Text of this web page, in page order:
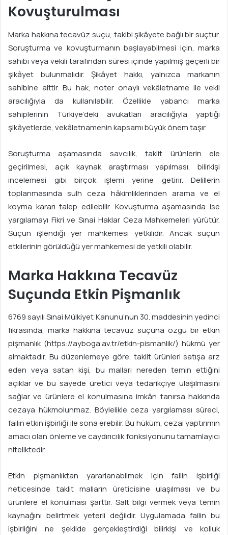
Kovuşturulması
Marka hakkına tecavüz suçu, takibi şikâyete bağlı bir suçtur.
Soruşturma ve kovuşturmanın başlayabilmesi için, marka
sahibi veya vekili tarafından süresi içinde yapılmış geçerli bir
şikâyet bulunmalıdır. Şikâyet hakkı, yalnızca markanın
sahibine aittir. Bu hak, noter onaylı vekâletname ile vekil
aracılığıyla da kullanılabilir. Özellikle yabancı marka
sahiplerinin Türkiye’deki avukatları aracılığıyla yaptığı
şikâyetlerde, vekâletnamenin kapsamı büyük önem taşır.
Soruşturma aşamasında savcılık, taklit ürünlerin ele
geçirilmesi, açık kaynak araştırması yapılması, bilirkişi
incelemesi gibi birçok işlemi yerine getirir. Delillerin
toplanmasında sulh ceza hâkimliklerinden arama ve el
koyma kararı talep edilebilir. Kovuşturma aşamasında ise
yargılamayı Fikri ve Sınai Haklar Ceza Mahkemeleri yürütür.
Suçun işlendiği yer mahkemesi yetkilidir. Ancak suçun
etkilerinin görüldüğü yer mahkemesi de yetkili olabilir.
Marka Hakkına Tecavüz
Suçunda Etkin Pişmanlık
6769 sayılı Sınai Mülkiyet Kanunu’nun 30. maddesinin yedinci
fıkrasında, marka hakkına tecavüz suçuna özgü bir etkin
pişmanlık (https://ayboga.av.tr/etkin-pismanlik/) hükmü yer
almaktadır. Bu düzenlemeye göre, taklit ürünleri satışa arz
eden veya satan kişi, bu malları nereden temin ettiğini
açıklar ve bu sayede üretici veya tedarikçiye ulaşılmasını
sağlar ve ürünlere el konulmasına imkân tanırsa hakkında
cezaya hükmolunmaz. Böylelikle ceza yargılaması süreci,
failin etkin işbirliği ile sona erebilir. Bu hüküm, cezai yaptırımın
amacı olan önleme ve caydırıcılık fonksiyonunu tamamlayıcı
niteliktedir.
Etkin pişmanlıktan yararlanabilmek için failin işbirliği
neticesinde taklit malların üreticisine ulaşılması ve bu
ürünlere el konulması şarttır. Salt bilgi vermek veya temin
kaynağını belirtmek yeterli değildir. Uygulamada failin bu
işbirliğini ne şekilde gerçekleştirdiği bilirkişi ve kolluk